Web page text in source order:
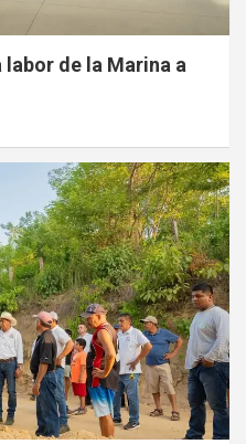
labor de la Marina a